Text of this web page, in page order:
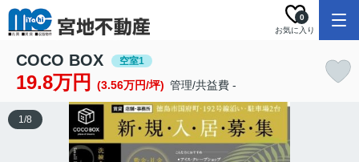
お気に入り
0
COCO BOX 空室1
19.8万円 (3.56万円/坪) 管理/共益費 -
1/8